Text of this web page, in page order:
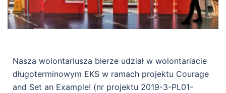
Nasza wolontariusza bierze udział w wolontariacie
długoterminowym EKS w ramach projektu Courage
and Set an Example! (nr projektu 2019-3-PL01-